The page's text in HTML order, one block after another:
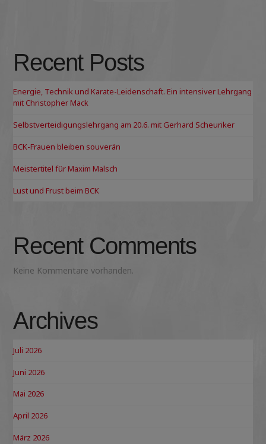
Recent Posts
Energie, Technik und Karate-Leidenschaft. Ein intensiver Lehrgang
mit Christopher Mack
Selbstverteidigungslehrgang am 20.6. mit Gerhard Scheuriker
BCK-Frauen bleiben souverän
Meistertitel für Maxim Malsch
Lust und Frust beim BCK
Recent Comments
Keine Kommentare vorhanden.
Archives
Juli 2026
Juni 2026
Mai 2026
April 2026
März 2026